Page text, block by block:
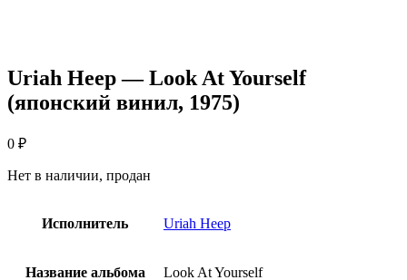
Uriah Heep — Look At Yourself
(японский винил, 1975)
0 ₽
Нет в наличии, продан
Исполнитель Uriah Heep
Название альбома Look At Yourself